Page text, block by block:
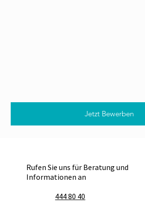
Jetzt Bewerben
Rufen Sie uns für Beratung und
Informationen an
444 80 40